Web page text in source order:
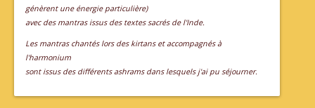
génèrent une énergie particulière)
avec des mantras issus des textes sacrés de l'Inde.
Les mantras chantés lors des kirtans et accompagnés à
l'harmonium
sont issus des différents ashrams dans lesquels j'ai pu séjourner.